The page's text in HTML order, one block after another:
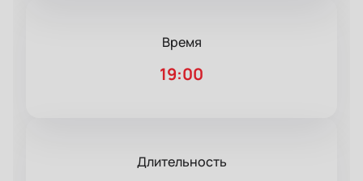
Время
19:00
Длительность